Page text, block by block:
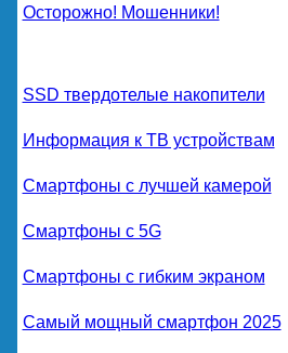
Осторожно! Мошенники!
SSD твердотелые накопители
Информация к ТВ устройствам
Смартфоны с лучшей камерой
Смартфоны с 5G
Смартфоны с гибким экраном
Самый мощный смартфон 2025